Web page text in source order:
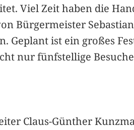
Viel Zeit haben die
Bürgermeister
Geplant ist ein großes
nur fünfstellige
Claus-Günther